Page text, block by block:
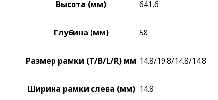
Высота (мм) 641,6
Глубина (мм) 58
Размер рамки (T/B/L/R) мм 14.8/19.8/14.8/14.8
Ширина рамки слева (мм) 14.8